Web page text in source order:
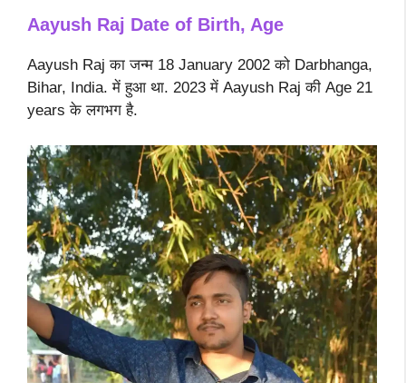
Aayush Raj Date of Birth, Age
Aayush Raj का जन्म 18 January 2002 को Darbhanga,
Bihar, India. में हुआ था. 2023 में Aayush Raj की Age 21
years के लगभग है.